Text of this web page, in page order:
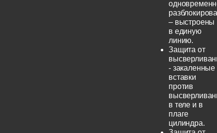
– выстроены
в единую
линию.
Защита от
- закаленные
вставки
против
в теле и в
плаге
цилиндра.